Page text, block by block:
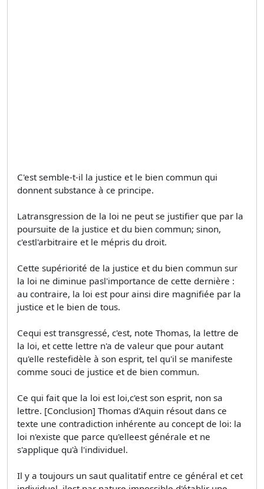
C'est semble-t-il la justice et le bien commun qui
donnent substance à ce principe.
Latransgression de la loi ne peut se justifier que par la
poursuite de la justice et du bien commun; sinon,
c'estl'arbitraire et le mépris du droit.
Cette supériorité de la justice et du bien commun sur
la loi ne diminue pasl'importance de cette dernière :
au contraire, la loi est pour ainsi dire magnifiée par la
justice et le bien de tous.
Cequi est transgressé, c'est, note Thomas, la lettre de
la loi, et cette lettre n'a de valeur que pour autant
qu'elle restefidèle à son esprit, tel qu'il se manifeste
comme souci de justice et de bien commun.
Ce qui fait que la loi est loi,c'est son esprit, non sa
lettre. [Conclusion] Thomas d'Aquin résout dans ce
texte une contradiction inhérente au concept de loi: la
loi n'existe que parce qu'elleest générale et ne
s'applique qu'à l'individuel.
Il y a toujours un saut qualitatif entre ce général et cet